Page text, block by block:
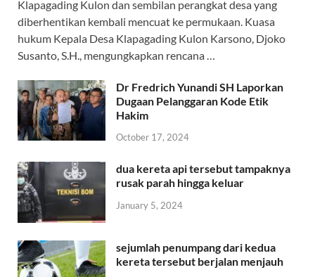
Klapagading Kulon dan sembilan perangkat desa yang
diberhentikan kembali mencuat ke permukaan. Kuasa
hukum Kepala Desa Klapagading Kulon Karsono, Djoko
Susanto, S.H., mengungkapkan rencana …
Dr Fredrich Yunandi SH Laporkan
Dugaan Pelanggaran Kode Etik
Hakim
October 17, 2024
dua kereta api tersebut tampaknya
rusak parah hingga keluar
January 5, 2024
sejumlah penumpang dari kedua
kereta tersebut berjalan menjauh